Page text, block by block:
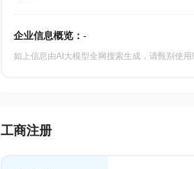
企业信息概览： -
如上信息由AI大模型全网搜索生成，请甄别使用!
工商注册